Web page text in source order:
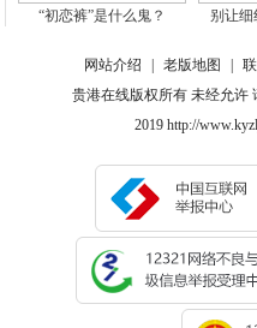
“初恋裤”是什么鬼？ 别让细
网站介绍 老版地图
贵港在线版权所有 未经允许
2019 http://